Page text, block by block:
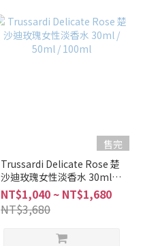
售完
Trussardi Delicate Rose 楚
沙迪玫瑰女性淡香水 30ml /
50ml / 100ml
NT$1,040 ~ NT$1,680
NT$3,680